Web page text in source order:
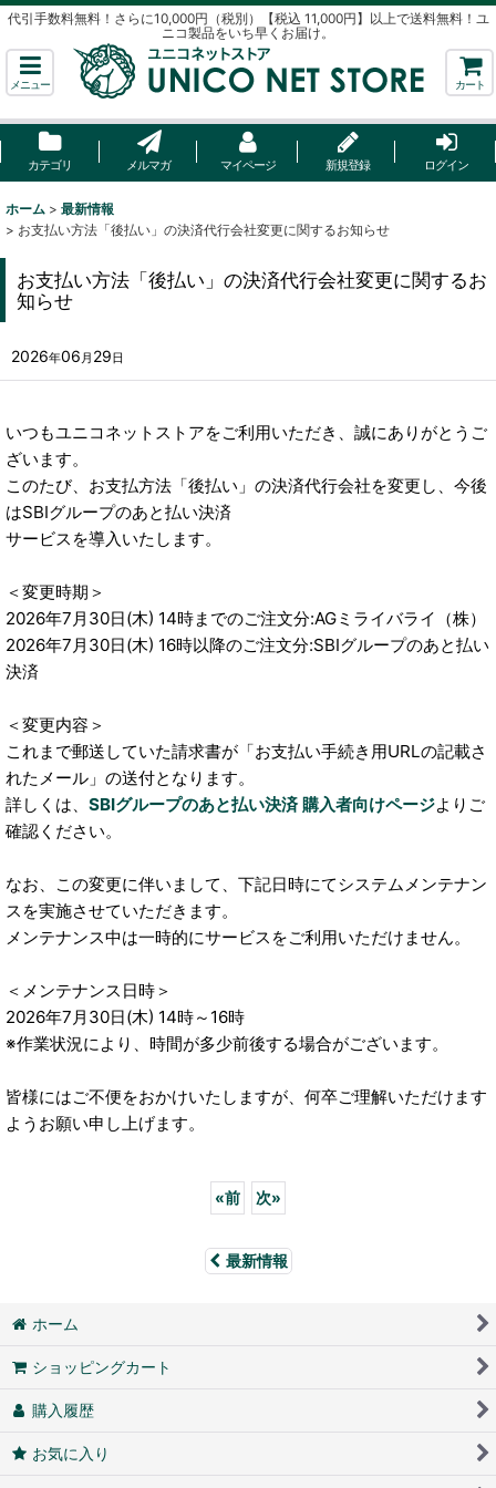
代引手数料無料！さらに10,000円（税別）【税込 11,000円】以上で送料無料！ユ
ニコ製品をいち早くお届け。
メニュー カート
カテゴリ メルマガ マイページ 新規登録 ログイン
ホーム > 最新情報
> お支払い方法「後払い」の決済代行会社変更に関するお知らせ
お支払い方法「後払い」の決済代行会社変更に関するお
知らせ
2026年06 月 29日
いつもユニコネットストアをご利用いただき、誠にありがとうご
ざいます。
このたび、お支払方法「後払い」の決済代行会社を変更し、今後
はSBIグループのあと払い決済
サービスを導入いたします。
＜変更時期＞
2026年7月30日(木) 14時までのご注文分:AGミライバライ（株）
2026年7月30日(木) 16時以降のご注文分:SBIグループのあと払い
決済
＜変更内容＞
これまで郵送していた請求書が「お支払い手続き用URLの記載さ
れたメール」の送付となります。
詳しくは、 SBIグループのあと払い決済 購入者向けページよりご
確認ください。
なお、この変更に伴いまして、下記日時にてシステムメンテナン
スを実施させていただきます。
メンテナンス中は一時的にサービスをご利用いただけません。
＜メンテナンス日時＞
2026年7月30日(木) 14時～16時
※作業状況により、時間が多少前後する場合がございます。
皆様にはご不便をおかけいたしますが、何卒ご理解いただけます
ようお願い申し上げます。
«前 次»
最新情報
ホーム
ショッピングカート
購入履歴
お気に入り